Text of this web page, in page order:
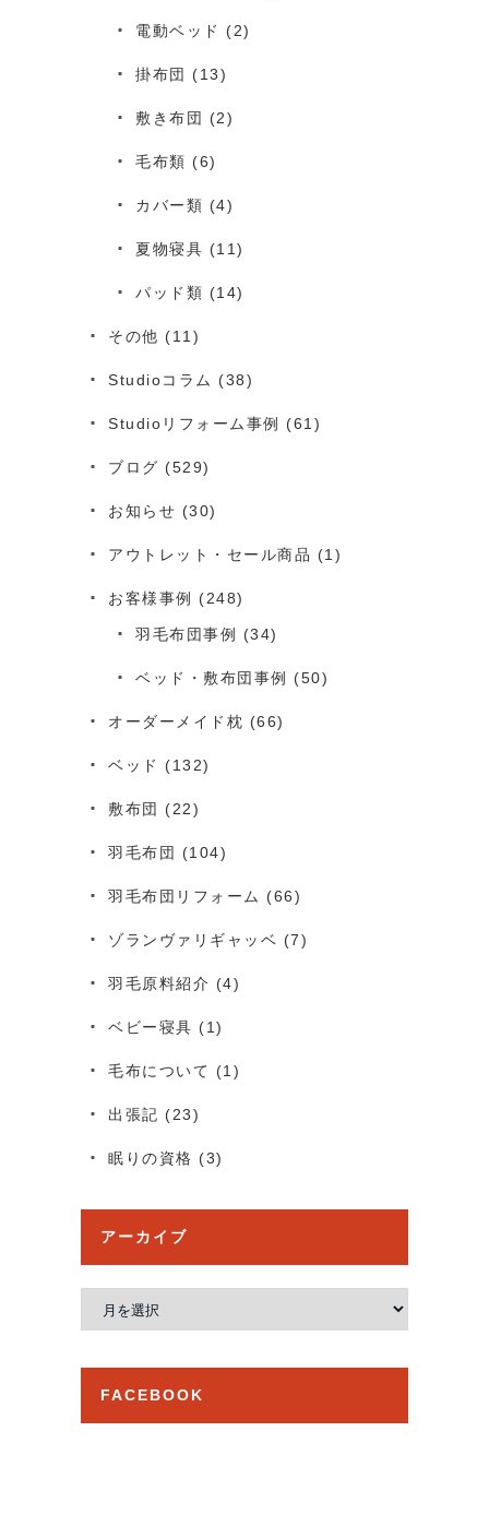
電動ベッド (2)
掛布団 (13)
敷き布団 (2)
毛布類 (6)
カバー類 (4)
夏物寝具 (11)
パッド類 (14)
その他 (11)
Studioコラム (38)
Studioリフォーム事例 (61)
ブログ (529)
お知らせ (30)
アウトレット・セール商品 (1)
お客様事例 (248)
羽毛布団事例 (34)
ベッド・敷布団事例 (50)
オーダーメイド枕 (66)
ベッド (132)
敷布団 (22)
羽毛布団 (104)
羽毛布団リフォーム (66)
ゾランヴァリギャッベ (7)
羽毛原料紹介 (4)
ベビー寝具 (1)
毛布について (1)
出張記 (23)
眠りの資格 (3)
アーカイブ
ー
FACEBOOK